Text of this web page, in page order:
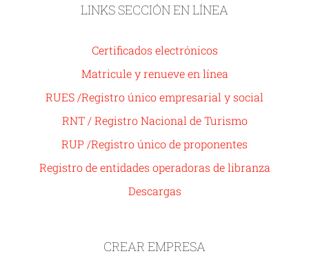
LINKS SECCIÓN EN LÍNEA
Certificados electrónicos
Matricule y renueve en línea
RUES /Registro único empresarial y social
RNT / Registro Nacional de Turismo
RUP /Registro único de proponentes
Registro de entidades operadoras de libranza
Descargas
CREAR EMPRESA